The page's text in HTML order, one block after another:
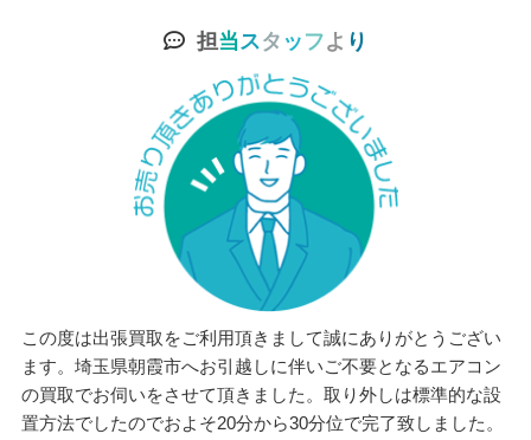
担当スタ ッ フよ り
この度は出張買取をご利用頂きまして誠にありがとうござい
ます。埼玉県朝霞市へお引越しに伴いご不要となるエアコン
の買取でお伺いをさせて頂きました。取り外しは標準的な設
置方法でしたのでおよそ20分から30分位で完了致しました。